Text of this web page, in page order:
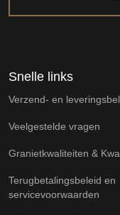
Snelle links
Verzend- en
Veelgestelde vragen
Granietkwaliteiten &
Terugbetalingsbeleid en
servicevoorwaarden